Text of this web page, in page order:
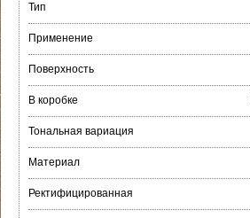
Тип
Применение
Поверхность
В коробке
Тональная вариация
Материал
Ректифицированная